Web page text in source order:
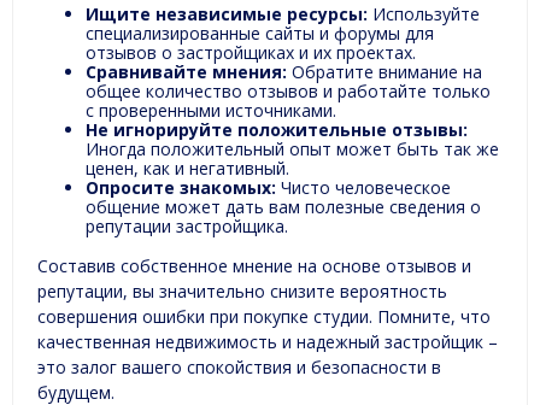
Ищите независимые ресурсы: Используйте
специализированные сайты и форумы для
отзывов о застройщиках и их проектах.
Сравнивайте мнения: Обратите внимание на
общее количество отзывов и работайте только
с проверенными источниками.
Не игнорируйте положительные отзывы:
Иногда положительный опыт может быть так же
ценен, как и негативный.
Опросите знакомых: Чисто человеческое
общение может дать вам полезные сведения о
репутации застройщика.
Составив собственное мнение на основе отзывов и
репутации, вы значительно снизите вероятность
совершения ошибки при покупке студии. Помните, что
качественная недвижимость и надежный застройщик –
это залог вашего спокойствия и безопасности в
будущем.